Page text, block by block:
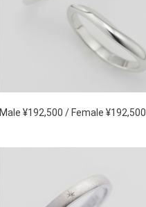
Male ¥192,500 / Female ¥192,500